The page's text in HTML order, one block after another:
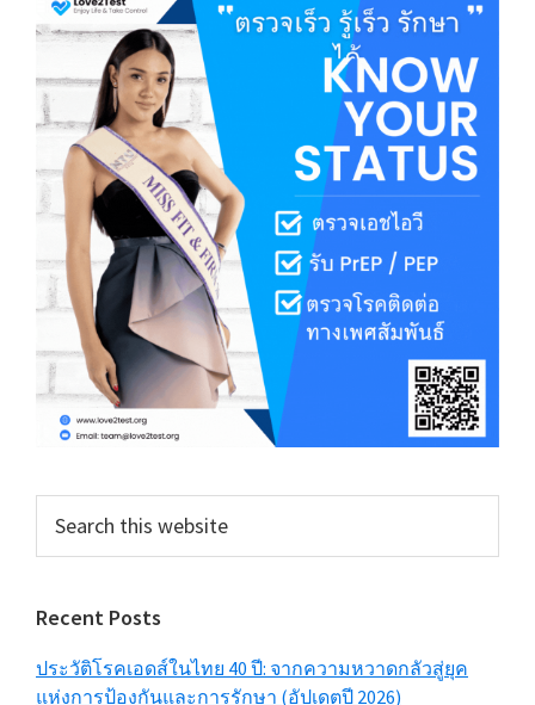
this
Recent Posts
ประวัติโรคเอดส์ในไทย 40 ปี: จากความหวาดกลัวสู่ยุค
แห่งการป้องกันและการรักษา (อัปเดตปี 2026)